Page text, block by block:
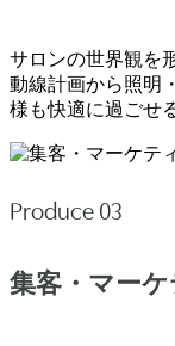
サロンの世界観を
動線計画から照明
様も快適に過ごせ
Produce 03
集客・マー